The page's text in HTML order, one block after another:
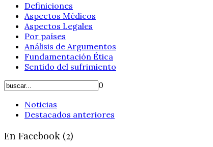
Definiciones
Aspectos Médicos
Aspectos Legales
Por países
Análisis de Argumentos
Fundamentación Ética
Sentido del sufrimiento
0
Noticias
Destacados anteriores
En Facebook (2)